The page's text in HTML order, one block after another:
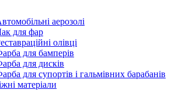
аерозолі
для фар
олівці
для бамперів
для дисків
для супортів і гальмівних барабанів
матеріали